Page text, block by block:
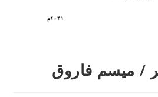
/ ميسم فاروق